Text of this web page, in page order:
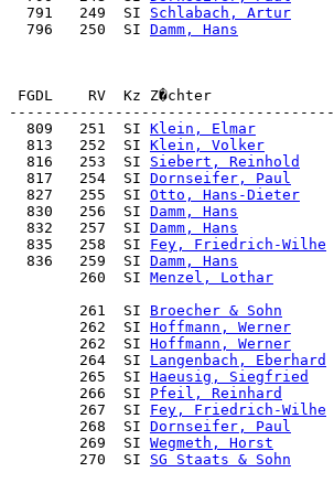
  791   249  SI
Schlabach, Artur
  796   250  SI
Damm, Hans
FGDL    RV  Kz Z�chter              Ve
  809   251  SI
Klein, Elmar
  813   252  SI
Klein, Volker
  816   253  SI
Siebert, Reinhold
  817   254  SI
Dornseifer, Paul
  827   255  SI
Otto, Hans-Dieter
  830   256  SI
Damm, Hans
  832   257  SI
Damm, Hans
  835   258  SI
Fey, Friedrich-Wilhe
  836   259  SI
Damm, Hans
        260  SI
Menzel, Lothar
        261  SI
Broecher & Sohn
        262  SI
Hoffmann, Werner
        262  SI
Hoffmann, Werner
        264  SI
Langenbach, Eberhard
        265  SI
Haeusig, Siegfried
        266  SI
Pfeil, Reinhard
        267  SI
Fey, Friedrich-Wilhe
        268  SI
Dornseifer, Paul
        269  SI
Wegmeth, Horst
        270  SI
SG Staats & Sohn